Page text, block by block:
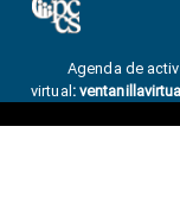
Agenda de
virtual :